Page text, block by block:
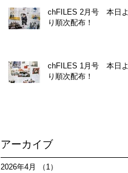
chFILES 2月号 本日よ
り順次配布！
chFILES 1月号 本日よ
り順次配布！
アーカイブ
2026年4月 （1）